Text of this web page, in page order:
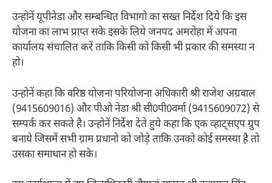
उन्होनें यूपीनेडा और सम्बन्धित विभागो का सख्त निर्देश दिये कि इस
योजना का लाभ प्राप्त सके इसके लिये जनपद अमरोहा में अपना
कार्यालय संचालित करें ताकि किसी को किसी भी प्रकार की समस्या न
हो।
उन्होनें कहा कि वरिष्ठ योजना परियोजना अधिकारी श्री राजेश अग्रवाल
(9415609016) और पीओ नेडा श्री सी0पी0वर्मा (9415609072) से
सम्पर्क कर सकते है। उन्होनें निर्देश देते हुये कहा कि एक व्हाट्सएप ग्रुप
बनाये जिसमें सभी ग्राम प्रधानो को जोड़े ताकि उनको कोई समस्या है तो
उसका समाधान हो सके।